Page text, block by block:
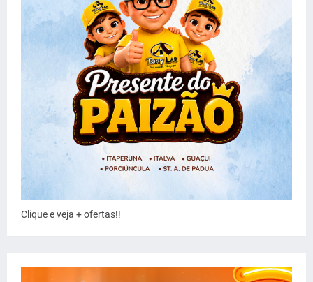
Clique e veja + ofertas!!